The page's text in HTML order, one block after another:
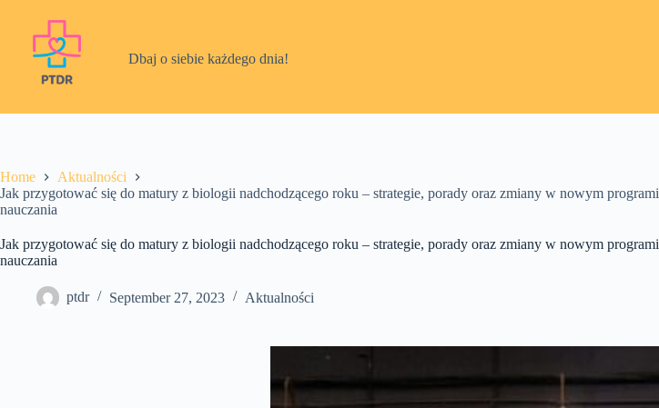
content
Dbaj o siebie każdego dnia!
Home
Aktualności
Jak przygotować się do matury z biologii nadchodzącego roku – strategie, porady oraz zmiany w nowym
nauczania
Jak przygotować się do matury z biologii nadchodzącego roku – strategie, porady oraz zmiany w nowym
nauczania
ptdr September 27, 2023 Aktualności